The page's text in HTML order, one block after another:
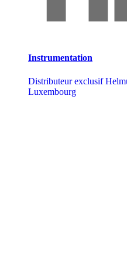
Instrumentation
Distributeur exclusif
Luxembourg